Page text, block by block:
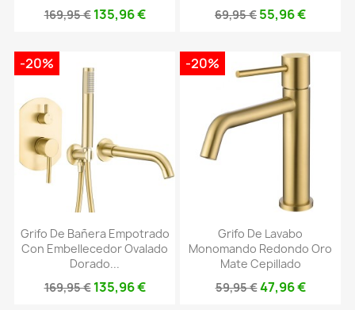
169,95 € 135,96 €
69,95 € 55,96 €
Grifo De Bañera Empotrado
Con Embellecedor Ovalado
Dorado...
169,95 € 135,96 €
-20%
Grifo De Lavabo
Monomando Redondo Oro
Mate Cepillado
59,95 €47,96 €
-20%